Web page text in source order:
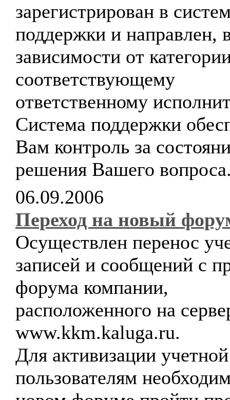
зарегистрирован в
поддержки и направлен,
зависимости от
соответствующему
ответственному
Система поддержки
Вам контроль за
решения Вашего
06.09.2006
Переход на новый
Осуществлен перенос
записей и сообщений с
форума компании,
расположенного на
www.kkm.kaluga.ru.
Для активизации
пользователям